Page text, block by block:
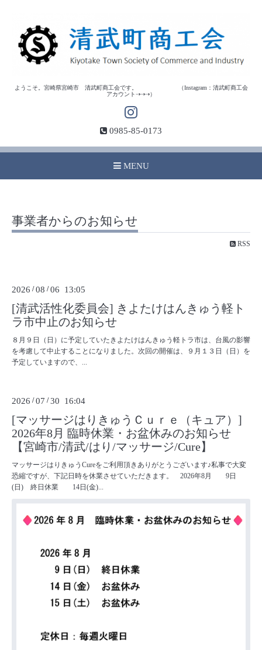
ようこそ。宮崎県宮崎市 清武町商工会です。 （Instagram：清武町商工会
アカウント⇢⇢⇢）
0985-85-0173
MENU
事業者からのお知らせ
RSS
2026 /08 /06 13:05
[清武活性化委員会] きよたけはんきゅう軽ト
ラ市中止のお知らせ
８月９日（日）に予定していたきよたけはんきゅう軽トラ市は、台風の影響
を考慮して中止することになりました。次回の開催は、９月１３日（日）を
予定していますので、...
2026 /07 /30 16:04
[マッサージはりきゅうＣｕｒｅ（キュア）]
2026年8月 臨時休業・お盆休みのお知らせ
【宮崎市/清武/はり/マッサージ/Cure】
マッサージはりきゅうCureをご利用頂きありがとうございます♪私事で大変
恐縮ですが、下記日時を休業させていただきます。 2026年8月 9日
(日) 終日休業 14日(金)...